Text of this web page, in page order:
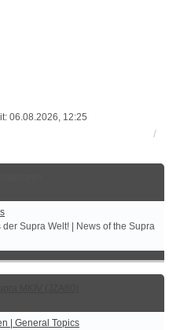
06.08.2026, 12:25
Supra Welt! | News of the Supra
| General Topics